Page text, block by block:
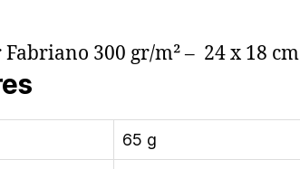
300 gr/m² – 24 x 18 cm
65 g